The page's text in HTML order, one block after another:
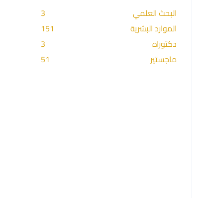
البحث العلمي
3
الموارد البشرية
151
دكتوراه
3
ماجستير
51